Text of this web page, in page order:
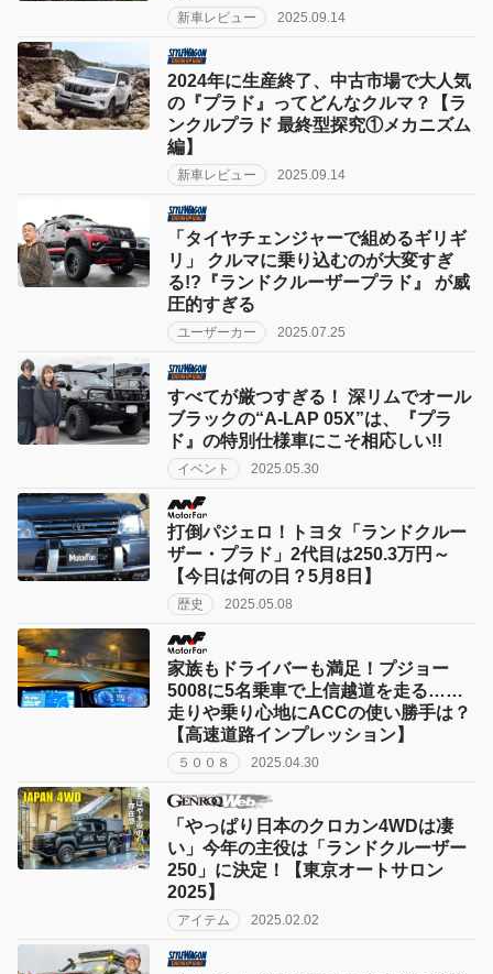
新車レビュー 2025.09.14
2024年に生産終了、中古市場で大人気
の『プラド』ってどんなクルマ？【ラ
ンクルプラド 最終型探究①メカニズム
編】
新車レビュー 2025.09.14
「タイヤチェンジャーで組めるギリギ
リ」 クルマに乗り込むのが大変すぎ
る!?『ランドクルーザープラド』 が威
圧的すぎる
ユーザーカー 2025.07.25
すべてが厳つすぎる！ 深リムでオール
ブラックの“A-LAP 05X”は、『プラ
ド』の特別仕様車にこそ相応しい!!
イベント 2025.05.30
打倒パジェロ！トヨタ「ランドクルー
ザー・プラド」2代目は250.3万円～
【今日は何の日？5月8日】
歴史 2025.05.08
家族もドライバーも満足！プジョー
5008に5名乗車で上信越道を走る……
走りや乗り心地にACCの使い勝手は？
【高速道路インプレッション】
５００８ 2025.04.30
「やっぱり日本のクロカン4WDは凄
い」今年の主役は「ランドクルーザー
250」に決定！【東京オートサロン
2025】
アイテム 2025.02.02